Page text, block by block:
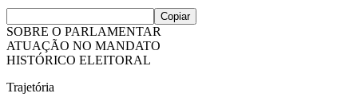
Copiar
SOBRE O PARLAMENTAR
ATUAÇÃO NO MANDATO
HISTÓRICO ELEITORAL
Trajetória